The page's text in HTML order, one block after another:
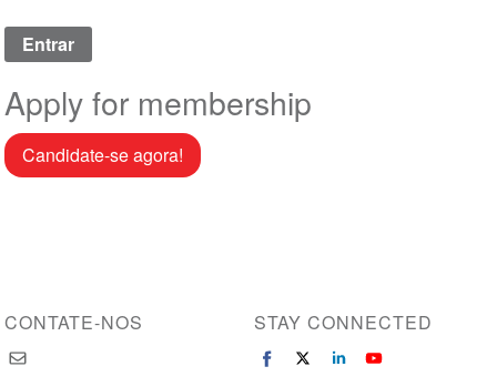
Apply for membership
Candidate-se agora!
CONTATE-NOS STAY CONNECTED